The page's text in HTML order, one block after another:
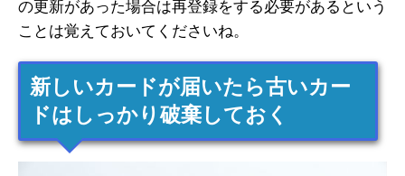
の更新があった場合は再登録をする必要があるという
ことは覚えておいてくださいね。
新しいカードが届いたら古いカー
ドはしっかり破棄しておく